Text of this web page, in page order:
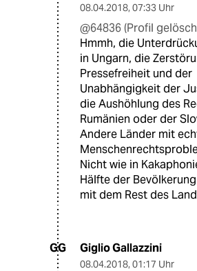
08.04.2018, 07:33 Uhr
@64836 (Profil
Hmmh, die
in Ungarn, die
Pressefreiheit und der
Unabhängigkeit der
die Aushöhlung des
Rumänien oder der
Andere Länder mit
Nicht wie in
Hälfte der
mit dem Rest des
GG Giglio Gallazzini
08.04.2018, 01:17 Uhr